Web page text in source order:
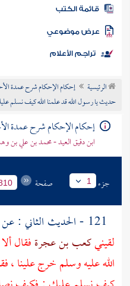
المكتبة
الكتب
موضوعي
تراجم الأعلام
الرئيسية إحكام الإحكام شرح عمدة
حديث يا رسول الله قد علمنا الله كيف نسلم
إحكام الإحكام شرح عمدة
ابن دقيق العيد - محمد بن علي بن
جزء 1 صفحة
لقينيكعب بن عجرةفقال
الله عليه وسلم خرج علينا ،